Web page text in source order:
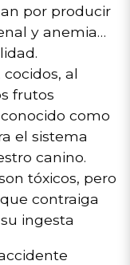
por producir
y anemia…
cocidos, al
frutos
como
el sistema
canino.
tóxicos, pero
contraiga
ingesta